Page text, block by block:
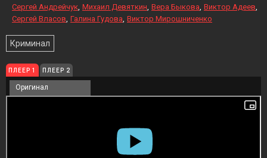
Сергей Андрейчук Михаил Девяткин Вера Быкова Виктор Адеев
Сергей Власов Галина Гудова Виктор Мирошниченко
Криминал
ПЛЕЕР 1 ПЛЕЕР 2
Оригинал